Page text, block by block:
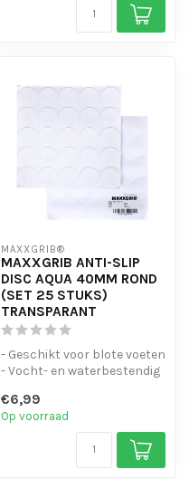
MAXXGRIB®
MAXXGRIB ANTI-SLIP
DISC AQUA 40MM ROND
(SET 25 STUKS)
TRANSPARANT
- Geschikt voor blote voeten
- Vocht- en waterbestendig
€6,99
Op voorraad